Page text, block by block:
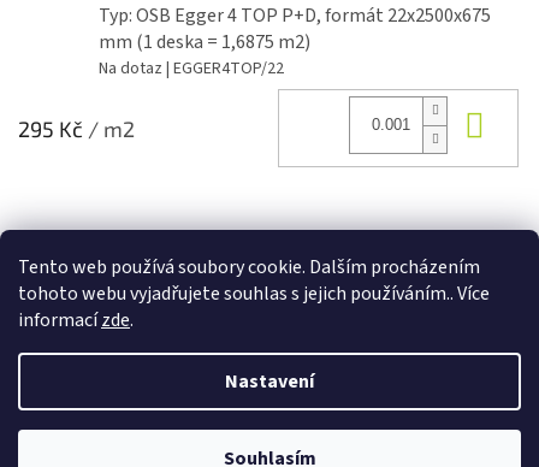
Tento web používá soubory cookie. Dalším procházením
tohoto webu vyjadřujete souhlas s jejich používáním.. Více
informacízde.
Nastavení
Souhlasím
V případě zájmu o konkrétní cenovou nabídku se slevou a včetně
přepravy se na nás neváhejte obrátit na tel. čísle 728 563 365, zadáním
Typ: OSB Egger 4 TOP P+D, formát 22x2500x675
mm (1 deska = 1,6875 m2)
Na dotaz | EGGER4TOP/22
295 Kč / m2
Z
Dřevovláknitá izolace NATURHELD
Vytvořil Shoptet
Dřevovláknité desky. Všechna práva vyhrazena.